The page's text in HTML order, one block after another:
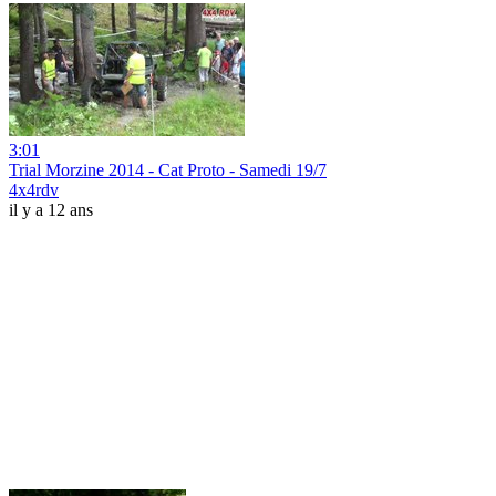
3:01
Trial Morzine 2014 - Cat Proto - Samedi 19/7
4x4rdv
il y a 12 ans